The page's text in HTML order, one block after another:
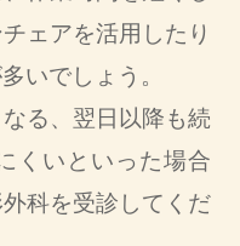
ェアを活用したり
いでしょう。
る、翌日以降も続
くいといった場合
科を受診してくだ